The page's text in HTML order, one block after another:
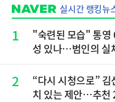
실시간 랭킹뉴
1
"숙련된 모습" 통영
성 있나…범인의 실
2
“다시 시청으로”
치 있는 제안…추천